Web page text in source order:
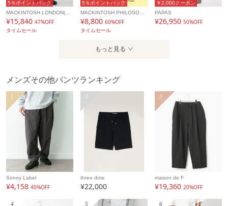
5％ポイントバック
¥15,840 47%OFF
タイムセール
5％ポイントバック
¥8,800 60%OFF
タイムセール
￥2,000クーポン
PAPAS
¥26,950 50%OFF
もっと見る
メンズその他パンツランキング
1
Sonny Label
¥4,158 40%OFF
2
three dots
¥22,000
3
maison de F
¥19,36020%OFF
4 5 6